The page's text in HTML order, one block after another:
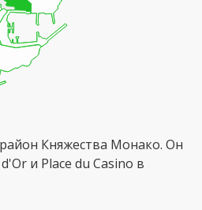
Княжества Монако. Он
и Place du Casino в